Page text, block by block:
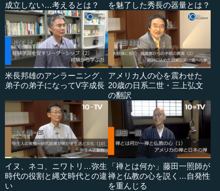
成立しない…考えるとは？
を魅了した秀長の器量とは？
米長邦雄のアンラーニング、
弟子の弟子になってV字成長
アメリカ人の心を震わせた
20歳の日系二世・三上弘文
の翻訳
イヌ、ネコ、ニワトリ…弥生
時代の役割と縄文時代との違
い
「禅とは何か」藤田一照師が
禅と仏教の心を説く…自発性
を重んじる